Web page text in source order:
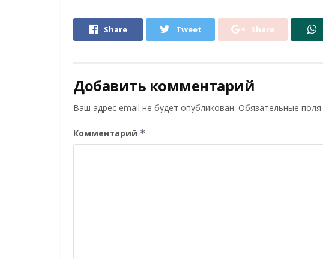
Share Tweet Share
Добавить комментарий
Ваш адрес email не будет опубликован. Обязательные
Комментарий *